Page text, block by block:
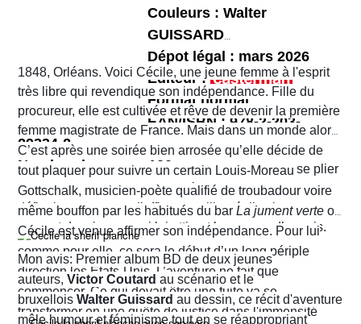
Couleurs : Walter
GUISSARD
Dépot légal : mars 2026
Editeur :
Format normal
EAN/ISBN : 978-2-203-
29334-2
Nombre de pages :120
1848, Orléans. Voici Cécile, une jeune femme à l'esprit
très libre qui revendique son indépendance. Fille du
procureur, elle est cultivée et rêve de devenir la première
femme magistrate de France. Mais dans un monde alors
très machiste, elle est confrontée à une institution
judiciaire exclusivement masculine. Refusant de se plier
aux conventions sociales de l'époque, elle ne cesse de
défier les normes et d’affirmer sa liberté d’action en
prenant des risques qui lui attirent beaucoup d’ennuis.
C’est après une soirée bien arrosée qu’elle décide de
tout plaquer pour suivre un certain Louis-Moreau
Gottschalk, musicien-poète qualifié de troubadour voire
même bouffon par les habitués du bar La jument verte où
Cécile est venue affirmer son indépendance. Pour lui
comme pour elle, ce sera le début d’un long périple
direction les États-Unis. L’aventure ne fait que
commencer. Ce qui devait être une fuite va se
transformer en une quête de justice dans l'immensité
Mon avis: Premier album BD de deux jeunes
auteurs, Victor Coutard au scénario et le
bruxellois Walter Guissard au dessin, ce récit d'aventure
mêle humour et féminisme tout en se réappropriant